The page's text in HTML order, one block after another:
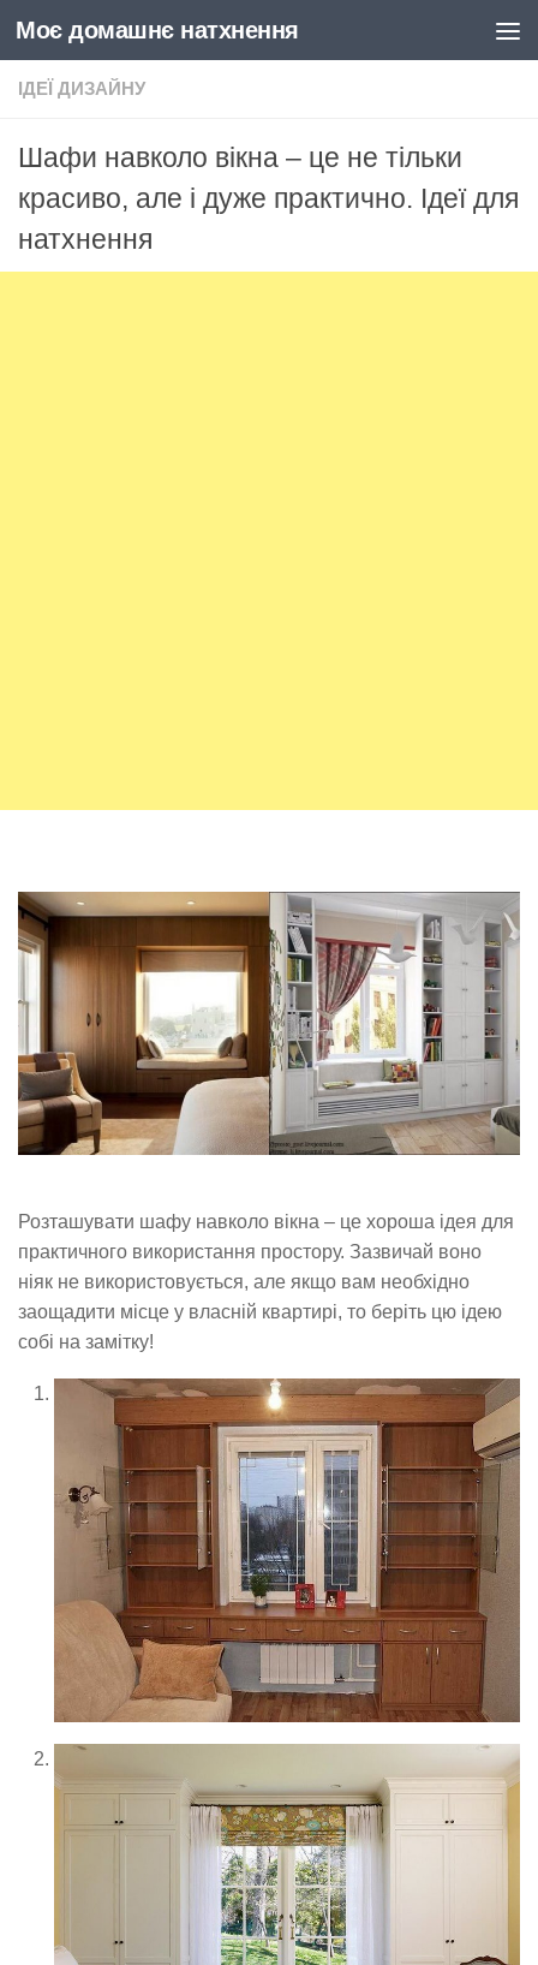
Skip to content
Моє домашнє натхнення
ІДЕЇ ДИЗАЙНУ
Шафи навколо вікна – це не тільки
красиво, але і дуже практично. Ідеї ​​для
натхнення
Розташувати шафу навколо вікна – це хороша ідея для
практичного використання простору. Зазвичай воно
ніяк не використовується, але якщо вам необхідно
заощадити місце у власній квартирі, то беріть цю ідею
собі на замітку!